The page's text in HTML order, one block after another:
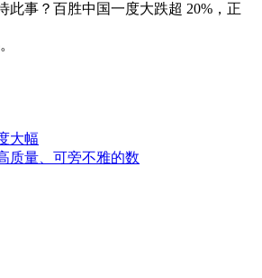
此事？百胜中国一度大跌超 20%，正
大幅
质量、可旁不雅的数